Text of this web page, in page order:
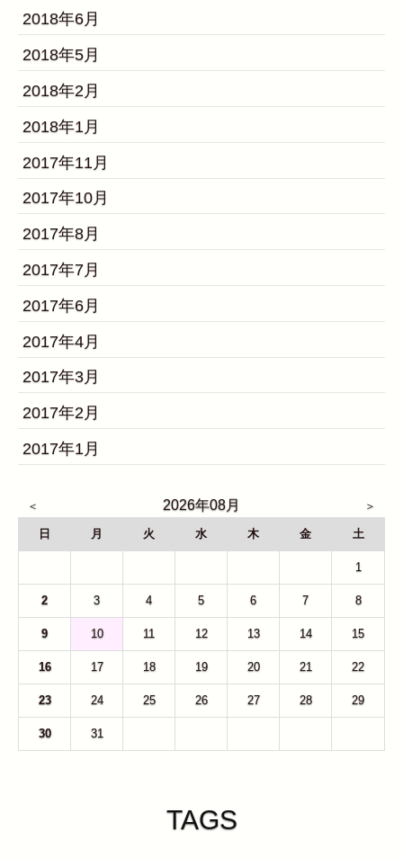
2018年6月
2018年5月
2018年2月
2018年1月
2017年11月
2017年10月
2017年8月
2017年7月
2017年6月
2017年4月
2017年3月
2017年2月
2017年1月
2026年08月
日 月 火 水 木 金 土
1
2 3 4 5 6 7 8
9 10 11 12 13 14 15
16 17 18 19 20 21 22
23 24 25 26 27 28 29
30 31
TAGS